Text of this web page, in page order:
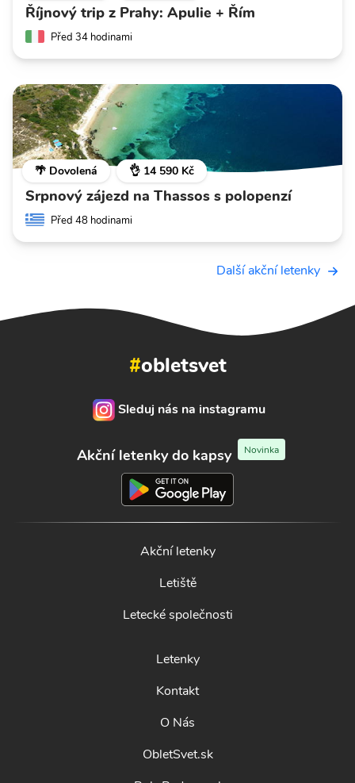
Říjnový trip z Prahy: Apulie + Řím
Před 34 hodinami
🌴 Dovolená 👌 14 590 Kč
Srpnový zájezd na Thassos s polopenzí
Před 48 hodinami
Další akční letenky
#obletsvet
Sleduj nás na instagramu
Akční letenky do kapsy Novinka
Akční letenky
Letiště
Letecké společnosti
Letenky
Kontakt
O Nás
ObletSvet.sk